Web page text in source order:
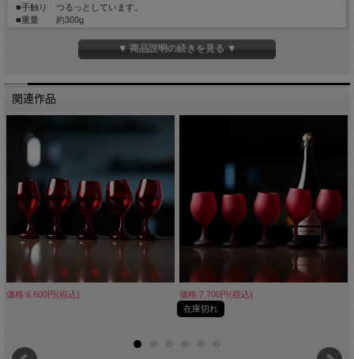
■手触り つるっとしています。
■重量 約300g
■容量 約200cc
※大きさや容量、また重量は目安です。
吹きガラス作品のため容量と重量には大きく個体差があります。
大きさや形をリクエストすることは、出来ませんのでご了承ください。
▼ 商品説明の続きを見る ▼
関連作品
価格:6,600円(税込)
価格:7,700円(税込)
在庫切れ